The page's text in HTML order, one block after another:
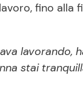
fino alla
lavorando,
stai